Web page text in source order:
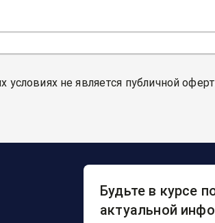
не является публичной
Будьте в курсе
актуальной